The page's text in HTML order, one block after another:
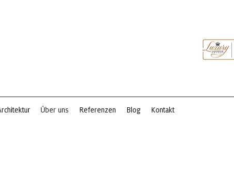
Über uns Referenzen Blog Kontakt